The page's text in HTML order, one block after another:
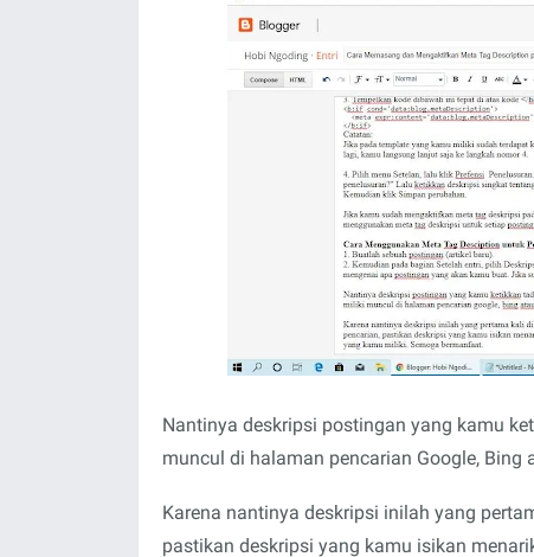
Nantinya deskripsi postingan yang kamu
muncul di halaman pencarian Google, Bing
Karena nantinya deskripsi inilah yang
pastikan deskripsi yang kamu isikan